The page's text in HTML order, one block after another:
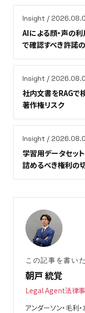
Insight /
AIによる顔・声の
で確認すべき許諾
Insight /
社内文書をRAGで
著作権リスク
Insight /
学習用データセッ
詰めるべき権利の
この記事を書い
朝戸 統覚
Legal Agent法律
アンダーソン・毛